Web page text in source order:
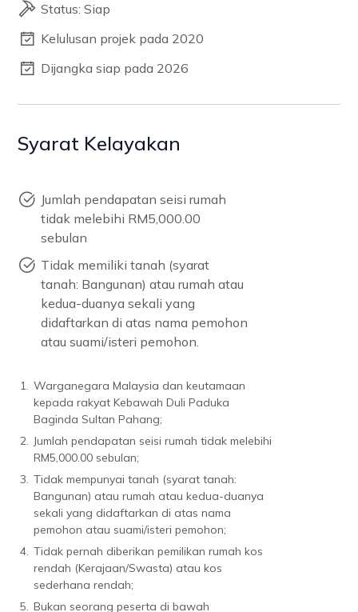
Status: Siap
Kelulusan projek pada 2020
Dijangka siap pada 2026
Syarat Kelayakan
Jumlah pendapatan seisi rumah
tidak melebihi RM5,000.00
sebulan
Tidak memiliki tanah (syarat
tanah: Bangunan) atau rumah atau
kedua-duanya sekali yang
didaftarkan di atas nama pemohon
atau suami/isteri pemohon.
1. Warganegara Malaysia dan keutamaan
kepada rakyat Kebawah Duli Paduka
Baginda Sultan Pahang;
2. Jumlah pendapatan seisi rumah tidak melebihi
RM5,000.00 sebulan;
3. Tidak mempunyai tanah (syarat tanah:
Bangunan) atau rumah atau kedua-duanya
sekali yang didaftarkan di atas nama
pemohon atau suami/isteri pemohon;
4. Tidak pernah diberikan pemilikan rumah kos
rendah (Kerajaan/Swasta) atau kos
sederhana rendah;
5. Bukan seorang peserta di bawah